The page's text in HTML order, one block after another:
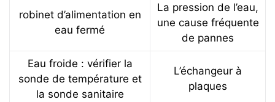
robinet d’alimentation en
eau fermé
La pression de l’eau,
une cause fréquente
de pannes
Eau froide : vérifier la
sonde de température et
la sonde sanitaire
L’échangeur à
plaques